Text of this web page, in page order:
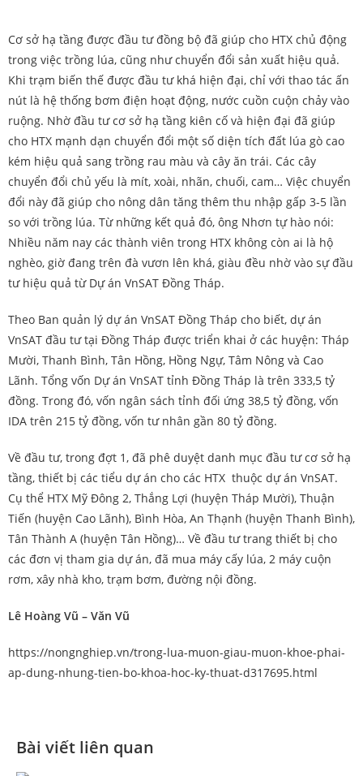
Cơ sở hạ tầng được đầu tư đồng bộ đã giúp cho HTX chủ động
trong việc trồng lúa, cũng như chuyển đổi sản xuất hiệu quả.
Khi trạm biến thế được đầu tư khá hiện đại, chỉ với thao tác ấn
nút là hệ thống bơm điện hoạt động, nước cuồn cuộn chảy vào
ruộng. Nhờ đầu tư cơ sở hạ tầng kiên cố và hiện đại đã giúp
cho HTX mạnh dạn chuyển đổi một số diện tích đất lúa gò cao
kém hiệu quả sang trồng rau màu và cây ăn trái. Các cây
chuyển đổi chủ yếu là mít, xoài, nhãn, chuối, cam… Việc chuyển
đổi này đã giúp cho nông dân tăng thêm thu nhập gấp 3-5 lần
so với trồng lúa. Từ những kết quả đó, ông Nhơn tự hào nói:
Nhiều năm nay các thành viên trong HTX không còn ai là hộ
nghèo, giờ đang trên đà vươn lên khá, giàu đều nhờ vào sự đầu
tư hiệu quả từ Dự án VnSAT Đồng Tháp.
Theo Ban quản lý dự án VnSAT Đồng Tháp cho biết, dự án
VnSAT đầu tư tại Đồng Tháp được triển khai ở các huyện: Tháp
Mười, Thanh Bình, Tân Hồng, Hồng Ngự, Tâm Nông và Cao
Lãnh. Tổng vốn Dự án VnSAT tỉnh Đồng Tháp là trên 333,5 tỷ
đồng. Trong đó, vốn ngân sách tỉnh đối ứng 38,5 tỷ đồng, vốn
IDA trên 215 tỷ đồng, vốn tư nhân gần 80 tỷ đồng.
Về đầu tư, trong đợt 1, đã phê duyệt danh mục đầu tư cơ sở hạ
tầng, thiết bị các tiểu dự án cho các HTX thuộc dự án VnSAT.
Cụ thể HTX Mỹ Đông 2, Thắng Lợi (huyện Tháp Mười), Thuận
Tiến (huyện Cao Lãnh), Bình Hòa, An Thạnh (huyện Thanh Bình),
Tân Thành A (huyện Tân Hồng)… Về đầu tư trang thiết bị cho
các đơn vị tham gia dự án, đã mua máy cấy lúa, 2 máy cuộn
rơm, xây nhà kho, trạm bơm, đường nội đồng.
Lê Hoàng Vũ – Văn Vũ
https://nongnghiep.vn/trong-lua-muon-giau-muon-khoe-phai-
ap-dung-nhung-tien-bo-khoa-hoc-ky-thuat-d317695.html
Bài viết liên quan